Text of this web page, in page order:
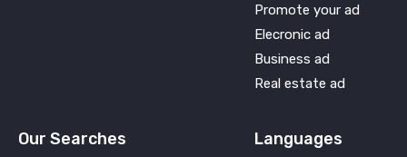
Promote your ad
Elecronic ad
Business ad
Real estate ad
Our Searches Languages